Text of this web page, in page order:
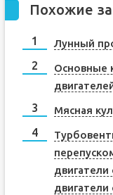
Похожие
Лунный
Основные
Мясная
двигатели
двигатели